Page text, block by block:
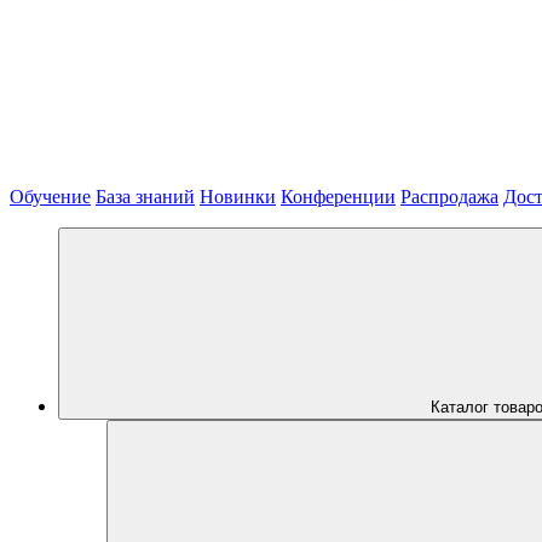
Обучение База знаний Новинки Конференции Распродажа
Каталог